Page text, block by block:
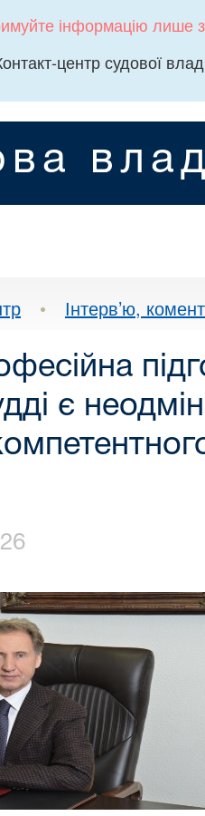
інформацію лише
центр судової
• Інтерв’ю,
є